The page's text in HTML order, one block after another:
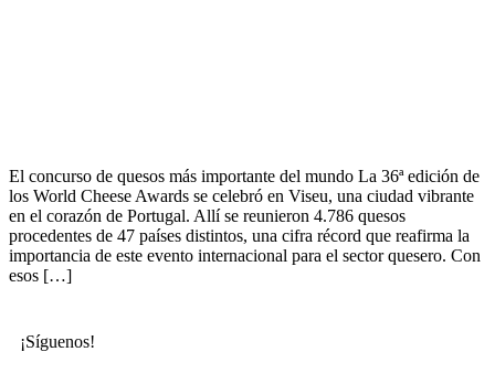
El concurso de quesos más importante del mundo La 36ª edición de
los World Cheese Awards se celebró en Viseu, una ciudad vibrante
en el corazón de Portugal. Allí se reunieron 4.786 quesos
procedentes de 47 países distintos, una cifra récord que reafirma la
importancia de este evento internacional para el sector quesero. Con
esos […]
¡Síguenos!